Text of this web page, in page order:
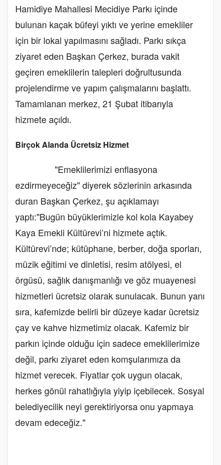
Hamidiye Mahallesi Mecidiye Parkı içinde
bulunan kaçak büfeyi yıktı ve yerine emekliler
için bir lokal yapılmasını sağladı. Parkı sıkça
ziyaret eden Başkan Çerkez, burada vakit
geçiren emeklilerin talepleri doğrultusunda
projelendirme ve yapım çalışmalarını başlattı.
Tamamlanan merkez, 21 Şubat itibarıyla
hizmete açıldı.
Birçok Alanda Ücretsiz Hizmet
"Emeklilerimizi enflasyona
ezdirmeyeceğiz" diyerek sözlerinin arkasında
duran Başkan Çerkez, şu açıklamayı
yaptı:"Bugün büyüklerimizle kol kola Kayabey
Kaya Emekli Kültürevi’ni hizmete açtık.
Kültürevi’nde; kütüphane, berber, doğa sporları,
müzik eğitimi ve dinletisi, resim atölyesi, el
örgüsü, sağlık danışmanlığı ve göz muayenesi
hizmetleri ücretsiz olarak sunulacak. Bunun yanı
sıra, kafemizde belirli bir düzeye kadar ücretsiz
çay ve kahve hizmetimiz olacak. Kafemiz bir
parkın içinde olduğu için sadece emeklilerimize
değil, parkı ziyaret eden komşularımıza da
hizmet verecek. Fiyatlar çok uygun olacak,
herkes gönül rahatlığıyla yiyip içebilecek. Sosyal
belediyecilik neyi gerektiriyorsa onu yapmaya
devam edeceğiz."